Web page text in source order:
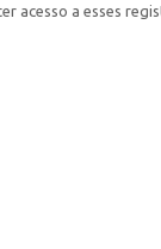
acesso a esses